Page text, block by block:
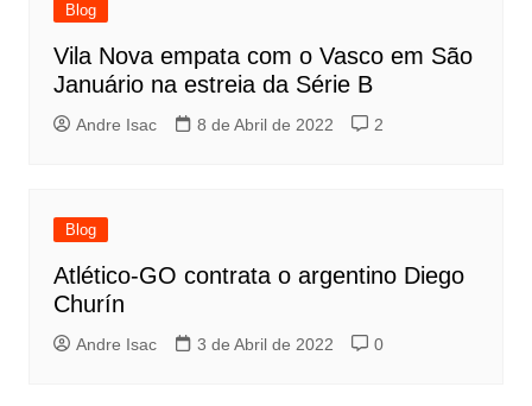
Blog
Vila Nova empata com o Vasco em São
Januário na estreia da Série B
Andre Isac 8 de Abril de 2022 2
Blog
Atlético-GO contrata o argentino Diego
Churín
Andre Isac 3 de Abril de 2022 0